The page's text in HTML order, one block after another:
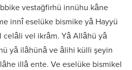
vestağfirhü innühu kâne
innî eselüke bismike yâ Hayyü
celâli vel ikrâm. Yâ Allâhü yâ
yâ ilâhünâ ve âlihi külli şeyin
illâ ente. Ve eselüke bismikel